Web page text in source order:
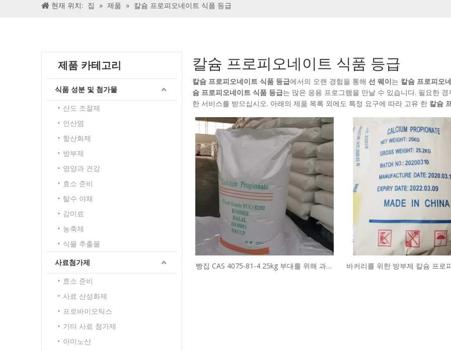
현재 위치: 집 » 제품 » 칼슘 프로피오네이트 식품 등급
제품 카테고리
식품 성분 및 첨가물
산도 조절제
인산염
항산화제
방부제
영양과 건강
효소 준비
탈수 야채
감미료
농축제
식물 추출물
사료첨가제
효소 준비
사료 산성화제
프로바이오틱스
기타 사료 첨가제
아미노산
칼슘 프로피오네이트 식품 등급
칼슘 프로피오네이트 식품 등급에서의 오랜 경험을 통해 선 웨이는 칼슘 프로피오
슘 프로피오네이트 식품 등급는 많은 응용 프로그램을 만날 수 있습니다. 필요한 경
한 서비스를 받으십시오. 아래의 제품 목록 외에도 특정 요구에 따라 고유 한 칼슘
빵집 CAS 4075-81-4 25kg 부대를 위해 과립
바커리를 위한 방부제 칼슘 프로